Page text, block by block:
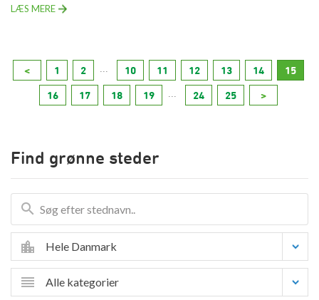
LÆS MERE
< 1 2 10 11 12 13 14 15
16 17 18 19 24 25 >
Find grønne steder
Hele Danmark
Alle kategorier